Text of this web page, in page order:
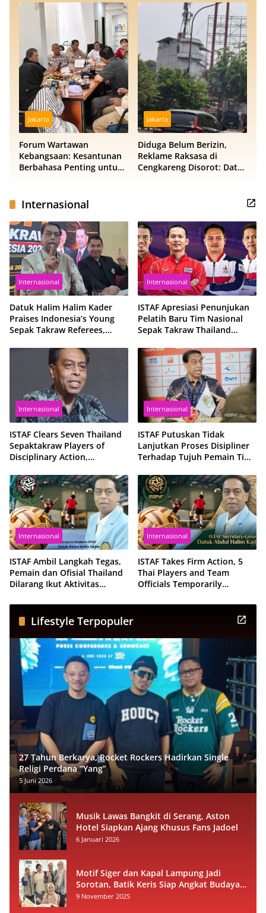
Berlarut
Peluang Damai
Jakarta
Forum Wartawan
Kebangsaan: Kesantunan
Berbahasa Penting untuk
Jakarta
Diduga Belum Berizin,
Reklame Raksasa di
Cengkareng Disorot: Data
Internasional
Internasional
Datuk Halim Halim Kader
Praises Indonesia’s Young
Sepak Takraw Referees,
Assignments
Internasional
ISTAF Apresiasi Penunjukan
Pelatih Baru Tim Nasional
Sepak Takraw Thailand
King’s Cup 2026
Internasional
ISTAF Clears Seven Thailand
Sepaktakraw Players of
Disciplinary Action,
Thailand’s Future in the
Sport
Internasional
ISTAF Putuskan Tidak
Lanjutkan Proses Disipliner
Terhadap Tujuh Pemain Tim
Thailand
Internasional
ISTAF Ambil Langkah Tegas,
Pemain dan Ofisial Thailand
Dilarang Ikut Aktivitas
Internasional
ISTAF Takes Firm Action, 5
Thai Players and Team
Officials Temporarily
Sepaktakraw Activities
Lifestyle Terpopuler
27 Tahun Berkarya, Rocket Rockers Hadirkan Single
Religi Perdana “Yang”
5 Juni 2026
Musik Lawas Bangkit di Serang, Aston
Hotel Siapkan Ajang Khusus Fans Jadoel
6 Januari 2026
Motif Siger dan Kapal Lampung Jadi
Sorotan, Batik Keris Siap Angkat Budaya
Lokal ke Panggung Nasional
9 November 2025